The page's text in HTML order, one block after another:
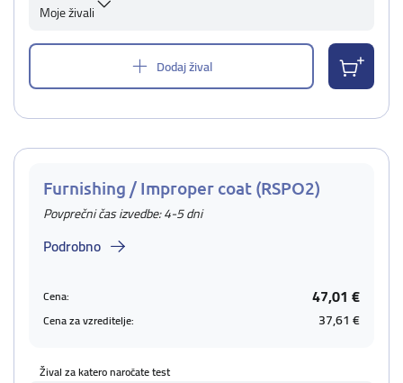
Moje živali
Dodaj žival
Furnishing / Improper coat (RSPO2)
Povprečni čas izvedbe: 4-5 dni
Podrobno
Cena: 47,01 €
Cena za vzreditelje: 37,61 €
Žival za katero naročate test